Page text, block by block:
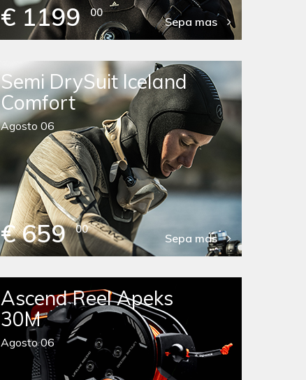
€ 1199 00
Sepa mas
Semi DrySuit Iceland
Comfort
Agosto 06
€ 659 00
Sepa mas
Ascend Reel Apeks
30M
Agosto 06